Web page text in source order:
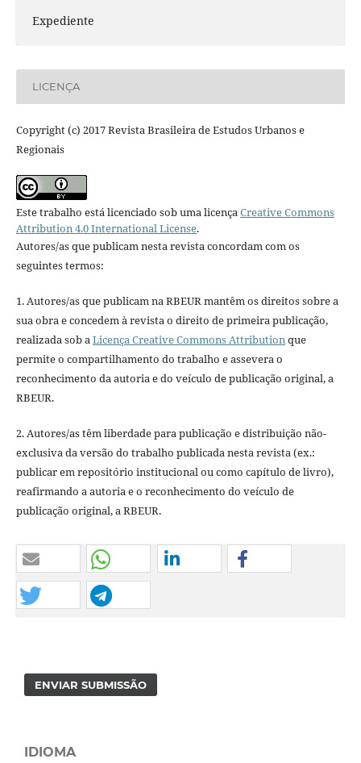
Expediente
LICENÇA
Copyright (c) 2017 Revista Brasileira de Estudos Urbanos e
Regionais
Este trabalho está licenciado sob uma licençaCreative Commons
Attribution 4.0 International License.
Autores/as que publicam nesta revista concordam com os
seguintes termos:
1. Autores/as que publicam na RBEUR mantêm os direitos sobre a
sua obra e concedem à revista o direito de primeira publicação,
realizada sob aLicença Creative Commons Attributionque
permite o compartilhamento do trabalho e assevera o
reconhecimento da autoria e do veículo de publicação original, a
RBEUR.
2. Autores/as têm liberdade para publicação e distribuição não-
exclusiva da versão do trabalho publicada nesta revista (ex.:
publicar em repositório institucional ou como capítulo de livro),
reafirmando a autoria e o reconhecimento do veículo de
publicação original, a RBEUR.
ENVIAR SUBMISSÃO
IDIOMA